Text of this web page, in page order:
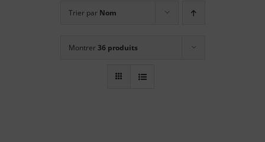
Trier par Nom
Montrer36 produits